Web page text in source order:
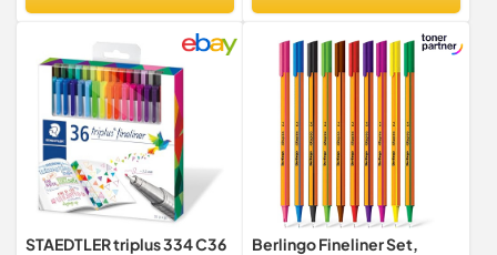
STAEDTLER triplus 334 C36
Berlingo Fineliner Set,